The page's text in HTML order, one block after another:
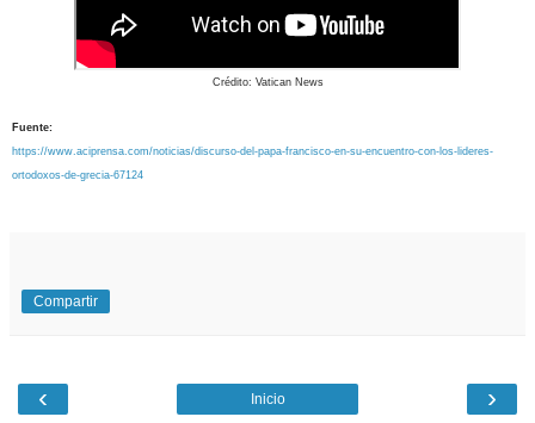
Crédito: Vatican News
Fuente:
https://www.aciprensa.com/noticias/discurso-del-papa-francisco-en-su-encuentro-con-los-lideres-
ortodoxos-de-grecia-67124
Compartir
‹ ›
Inicio